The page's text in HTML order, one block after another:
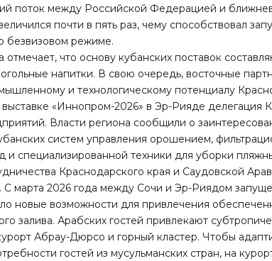
поток между Российской Федерацией и
почти в пять раз, чему способствовал
безвизовом режиме.
что основу кубанских поставок
напитки. В свою очередь, восточные
и технологическому потенциалу
«Иннопром-2026» в Эр-Рияде делегация
Власти региона сообщили о
систем управления орошением,
и специализированной техники для уборки
Краснодарского края и Саудовской
С марта 2026 года между Сочи и Эр-Риядом
новые возможности для привлечения
залива. Арабских гостей привлекают
Абрау-Дюрсо и горный кластер. Чтобы
гостей из мусульманских стран, на